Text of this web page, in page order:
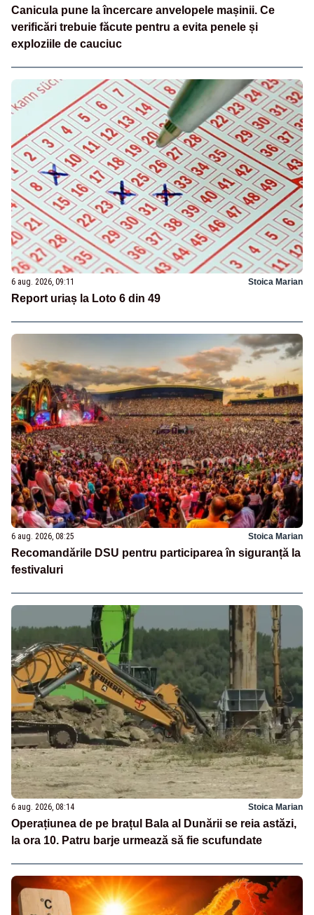
Canicula pune la încercare anvelopele mașinii. Ce
verificări trebuie făcute pentru a evita penele și
exploziile de cauciuc
6 aug. 2026, 09:11 Stoica Marian
Report uriaș la Loto 6 din 49
6 aug. 2026, 08:25 Stoica Marian
Recomandările DSU pentru participarea în siguranță la
festivaluri
6 aug. 2026, 08:14 Stoica Marian
Operațiunea de pe brațul Bala al Dunării se reia astăzi,
la ora 10. Patru barje urmează să fie scufundate